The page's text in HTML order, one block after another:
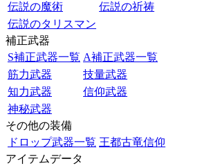
伝説の魔術
伝説の祈祷
伝説のタリスマン
補正武器
S補正武器一覧 A補正武器一覧
筋力武器
技量武器
知力武器
信仰武器
神秘武器
その他の装備
ドロップ武器一覧 王都古竜信仰
アイテムデータ